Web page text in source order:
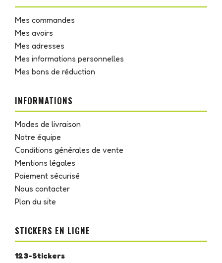
Mes commandes
Mes avoirs
Mes adresses
Mes informations personnelles
Mes bons de réduction
INFORMATIONS
Modes de livraison
Notre équipe
Conditions générales de vente
Mentions légales
Paiement sécurisé
Nous contacter
Plan du site
STICKERS EN LIGNE
123-Stickers